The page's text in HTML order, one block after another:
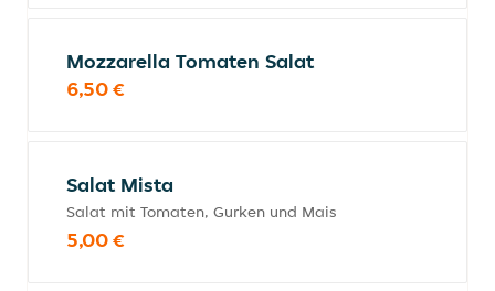
Mozzarella Tomaten Salat
6,50 €
Salat Mista
Salat mit Tomaten, Gurken und Mais
5,00 €